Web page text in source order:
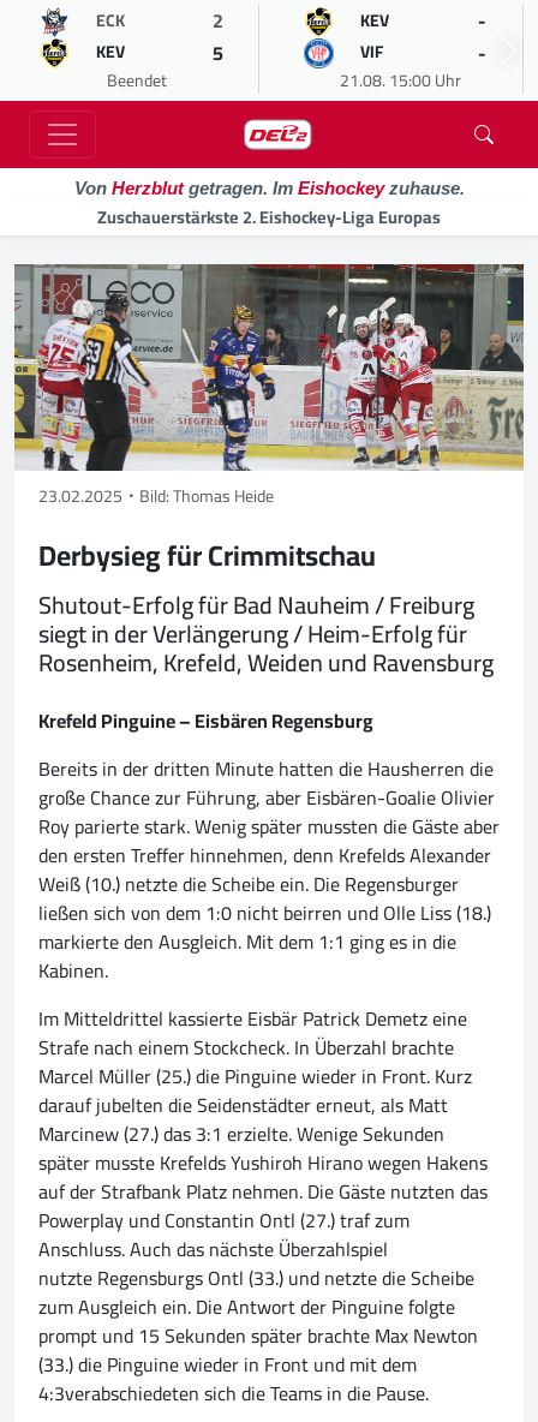
ECK 2
KEV 5
Beendet
KEV -
VIF -
21.08. 15:00 Uhr
Von Herzblutgetragen. Im Eishockeyzuhause.
Zuschauerstärkste 2. Eishockey-Liga Europas
23.02.2025 Bild: Thomas Heide
Derbysieg für Crimmitschau
Shutout-Erfolg für Bad Nauheim / Freiburg
siegt in der Verlängerung / Heim-Erfolg für
Rosenheim, Krefeld, Weiden und Ravensburg
Krefeld Pinguine – Eisbären Regensburg
Bereits in der dritten Minute hatten die Hausherren die
große Chance zur Führung, aber Eisbären-Goalie Olivier
Roy parierte stark. Wenig später mussten die Gäste aber
den ersten Treffer hinnehmen, denn Krefelds Alexander
Weiß (10.) netzte die Scheibe ein. Die Regensburger
ließen sich von dem 1:0 nicht beirren und Olle Liss (18.)
markierte den Ausgleich. Mit dem 1:1 ging es in die
Kabinen.
Im Mitteldrittel kassierte Eisbär Patrick Demetz eine
Strafe nach einem Stockcheck. In Überzahl brachte
Marcel Müller (25.) die Pinguine wieder in Front. Kurz
darauf jubelten die Seidenstädter erneut, als Matt
Marcinew (27.) das 3:1 erzielte. Wenige Sekunden
später musste Krefelds Yushiroh Hirano wegen Hakens
auf der Strafbank Platz nehmen. Die Gäste nutzten das
Powerplay und Constantin Ontl (27.) traf zum
Anschluss. Auch das nächste Überzahlspiel
nutzte Regensburgs Ontl (33.) und netzte die Scheibe
zum Ausgleich ein. Die Antwort der Pinguine folgte
prompt und 15 Sekunden später brachte Max Newton
(33.) die Pinguine wieder in Front und mit dem
4:3verabschiedeten sich die Teams in die Pause.